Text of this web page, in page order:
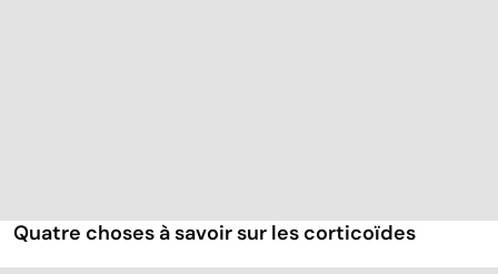
Quatre choses à savoir sur les corticoïdes